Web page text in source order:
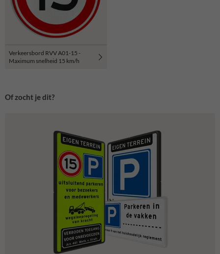
Verkeersbord RVV A01-15 -
Maximum snelheid 15 km/h
Of zocht je dit?